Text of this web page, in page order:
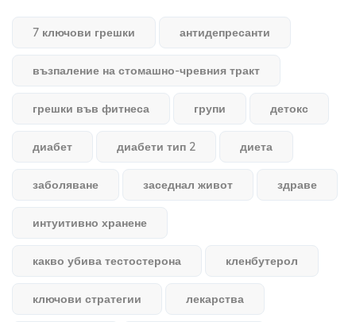
7 ключови грешки антидепресанти
възпаление на стомашно-чревния тракт
грешки във фитнеса групи детокс
диабет диабети тип 2 диета
заболяване заседнал живот здраве
интуитивно хранене
какво убива тестостерона кленбутерол
ключови стратегии лекарства